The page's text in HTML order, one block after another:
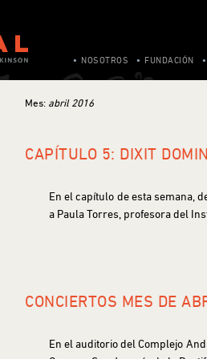
NOSOTROS FUNDACIÓN
Mes: abril 2016
CAPÍTULO 5: DIXIT
En el capítulo de esta semana,
a Paula Torres, profesora del
CONCIERTOS MES DE
En el auditorio del Complejo